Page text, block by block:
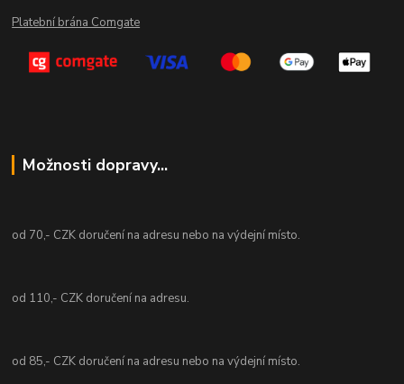
Platební brána Comgate
Možnosti dopravy...
od 70,- CZK doručení na adresu nebo na výdejní místo.
od 110,- CZK doručení na adresu.
od 85,- CZK doručení na adresu nebo na výdejní místo.